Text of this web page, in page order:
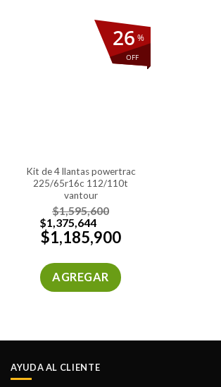
%
OFF
26
kit de 4 llantas powertrac
225/65r16c 112/110t
vantour
$1,595,600
$1,375,644
$1,185,900
AGREGAR
AYUDA AL CLIENTE